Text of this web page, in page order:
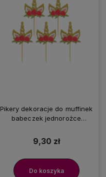
Pikery dekoracje do muffinek
babeczek jednorożce
9,30 zł
Do koszyka